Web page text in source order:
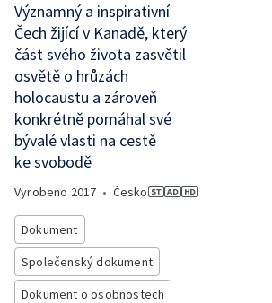
Významný a inspirativní
Čech žijící v Kanadě, který
část svého života zasvětil
osvětě o hrůzách
holocaustu a zároveň
konkrétně pomáhal své
bývalé vlasti na cestě
ke svobodě
Vyrobeno 2017 • Česko
Dokument
Společenský dokument
Dokument o osobnostech